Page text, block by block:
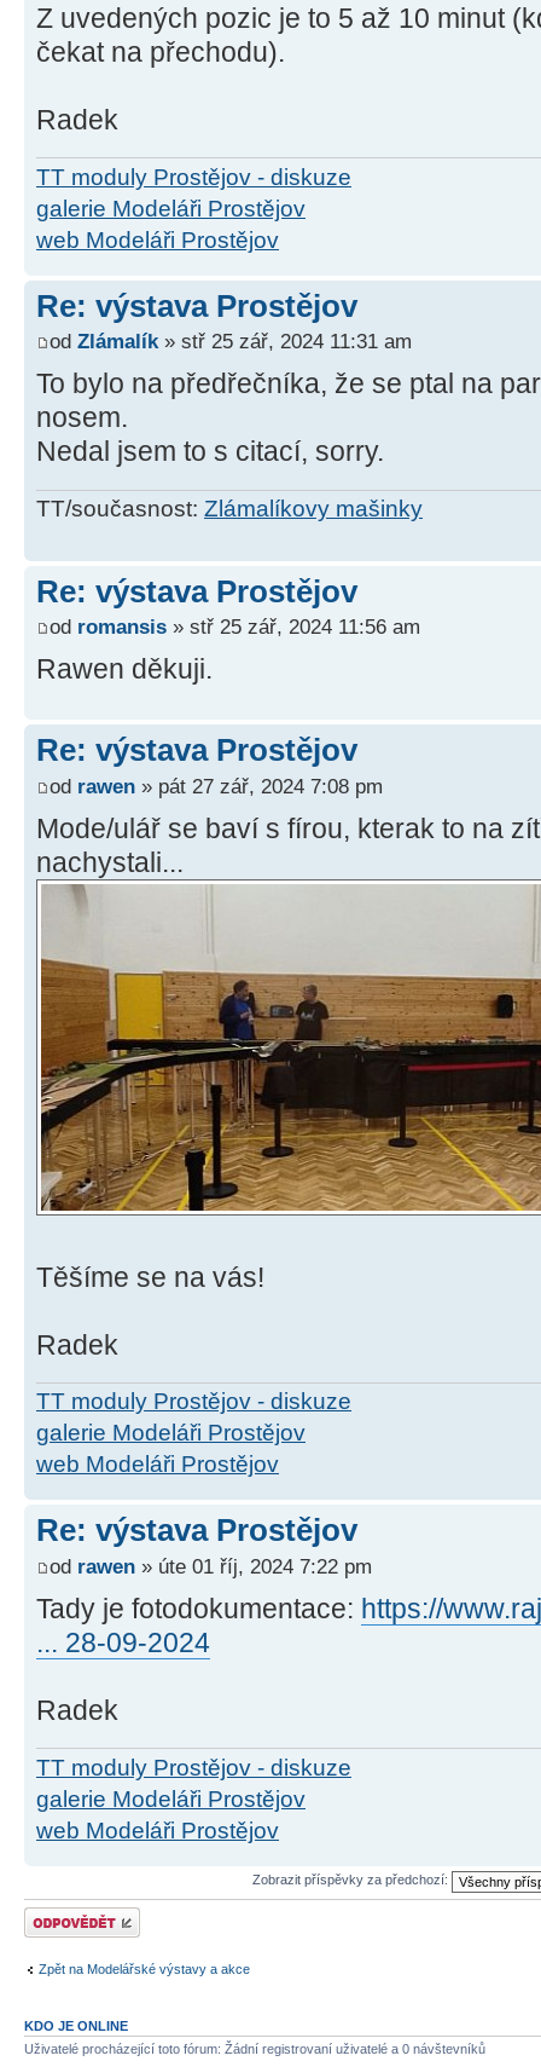
Z uvedených pozic je to 5 až 10 minut
čekat na přechodu).
Radek
TT moduly Prostějov - diskuze
galerie Modeláři Prostějov
web Modeláři Prostějov
Re: výstava Prostějov
od Zlámalík» stř 25 zář, 2024 11:31 am
To bylo na předřečníka, že se ptal na
nosem.
Nedal jsem to s citací, sorry.
TT/současnost: Zlámalíkovy mašinky
Re: výstava Prostějov
od romansis » stř 25 zář, 2024 11:56 am
Rawen děkuji.
Re: výstava Prostějov
od rawen » pát 27 zář, 2024 7:08 pm
Mode/ulář se baví s fírou, kterak to na
nachystali...
Těšíme se na vás!
Radek
TT moduly Prostějov - diskuze
galerie Modeláři Prostějov
web Modeláři Prostějov
Re: výstava Prostějov
od rawen » úte 01 říj, 2024 7:22 pm
Tady je fotodokumentace: https://
... 28-09-2024
Radek
TT moduly Prostějov - diskuze
galerie Modeláři Prostějov
web Modeláři Prostějov
Zobrazit příspěvky za předchozí:
Odeslat odpověď
Zpět na Modelářské výstavy a akce
KDO JE ONLINE
Uživatelé procházející toto fórum: Žádní registrovaní uživatelé a 0 návštevníků